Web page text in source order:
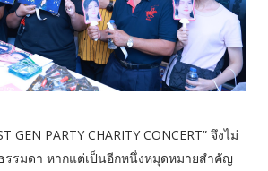
GEN PARTY CHARITY CONCERT” จึงไม่
รรมดา หากแต่เป็นอีกหนึ่งหมุดหมายสำคัญ